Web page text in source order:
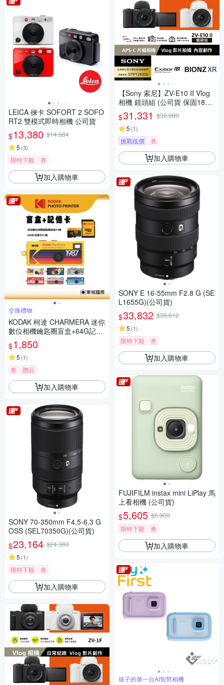
LEICA 徠卡 SOFORT 2 SOFO
RT2 雙模式即時相機 公司貨
$13,380 $14,084
5 (3)
限時下殺 券
加入購物車
交換禮物
KODAK 柯達 CHARMERA 迷你
數位相機鑰匙圈盲盒+64G記憶
卡組
$1,850
5 (1)
券 贈品
加入購物車
SONY 70-350mm F4.5-6.3 G
OSS (SEL70350G)(公司貨)
$23,164 $24,383
5 (1)
限時下殺 券
加入購物車
【Sony 索尼】ZV-E10 II Vlog
相機 鏡頭組 (公司貨 保固18+6
個月)
$31,331 $32,980
5 (1)
挑戰低價 券
加入購物車
SONY E 16-55mm F2.8 G (SE
L1655G)(公司貨)
$33,832 $35,612
5 (1)
限時下殺 券
加入購物車
FUJIFILM instax mini LiPlay 馬
上看相機 (公司貨)
$5,605 $5,900
限時下殺
券
加入購物車
孩子的第一台AI智慧相機